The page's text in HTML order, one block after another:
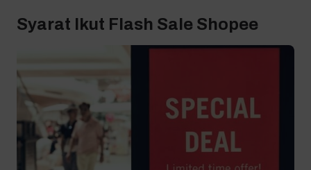
Syarat Ikut Flash Sale Shopee